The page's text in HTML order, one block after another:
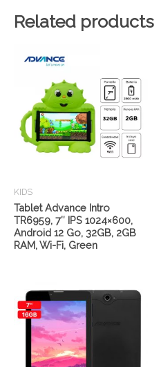
Related products
KIDS
Tablet Advance Intro
TR6959, 7″ IPS 1024×600,
Android 12 Go, 32GB, 2GB
RAM, Wi-Fi, Green